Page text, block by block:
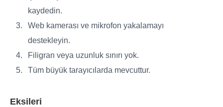
kaydedin.
Web kamerası ve mikrofon yakalamayı
destekleyin.
Filigran veya uzunluk sınırı yok.
Tüm büyük tarayıcılarda mevcuttur.
Eksileri